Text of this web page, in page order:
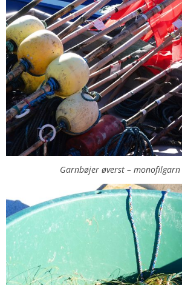
Garnbøjer øverst –